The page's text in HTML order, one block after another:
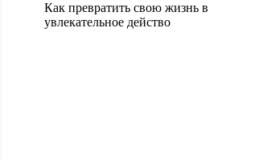
Как превратить свою жизнь в
увлекательное действо